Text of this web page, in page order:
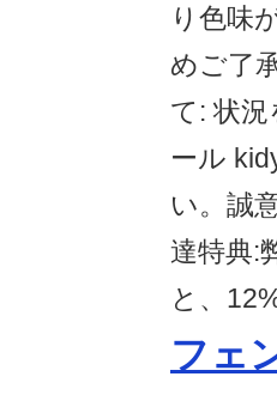
り色味
めご了
て: 状
ール
い。誠
達特典:
と、
フェ